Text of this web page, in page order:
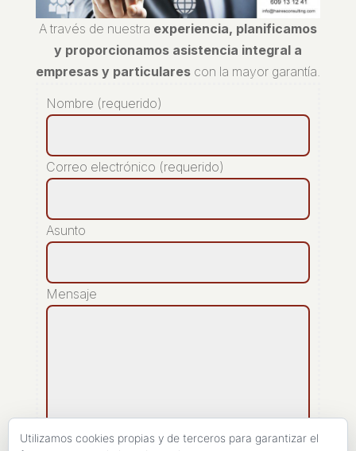
A través de nuestra experiencia, planificamos
y proporcionamos asistencia integral a
empresas y particularescon la mayor garantía.
Nombre (requerido)
Correo electrónico (requerido)
Asunto
Mensaje
Utilizamos cookies propias y de terceros para garantizar el